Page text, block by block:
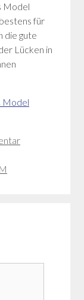
Model
für
die gute
Lücken in
Model